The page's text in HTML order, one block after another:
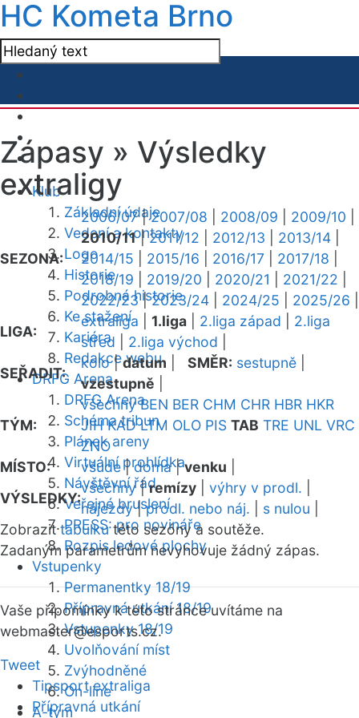
HC Kometa Brno
Klub
Základní údaje
Vedení a kontakty
Logo
Historie
Podrobná historie
Ke stažení
Kariéra
Redakce webu
DRFG Arena
DRFG Arena
Schéma tribun
Plánek areny
Virtuální prohlídka
Návštěvní řád
Veřejné bruslení
PRESS: pro novináře
Rozpis ledové plochy
Vstupenky
Permanentky 18/19
Přípravná utkání 18/19
Vstupenky 18/19
Uvolňování míst
Zvýhodněné
On-line
A-tým
Zápasy » Výsledky
extraligy
SEZONA:
2006/07|2007/08 2008/09 2009/10
2010/11|2011/12 2012/13 2013/14
2014/15
2015/16 2016/17 2017/18
2018/19
2019/20 2020/21 2021/22
2022/23|2023/24 2024/25 2025/26
LIGA:
extraliga 1.liga 2.liga západ
2.liga
střed
2.liga východ
SEŘADIT:
kolo|datum SMĚR: sestupně
vzestupně
TÝM:
všechny BEN BER CHM CHR HBR HKR
JIH KAD LTM OLO PIS TAB TRE UNL VRC
ZNO
MÍSTO:
všude|doma|venku
VÝSLEDKY:
všechny|remízy výhry v prodl.
nájezdy|prodl. nebo náj. s nulou
Zobrazittabulkutéto sezóny a soutěže.
Zadaným parametrům nevyhovuje žádný zápas.
Vaše připomínky k této stránce uvítáme na
webmaster@esports.cz.
Tweet
Tipsport extraliga
Přípravná utkání